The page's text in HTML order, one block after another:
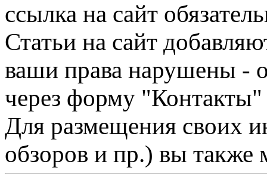
ссылка на сайт
Статьи на сайт
ваши права нарушены -
через форму "Контакты"
Для размещения своих
обзоров и пр.) вы также